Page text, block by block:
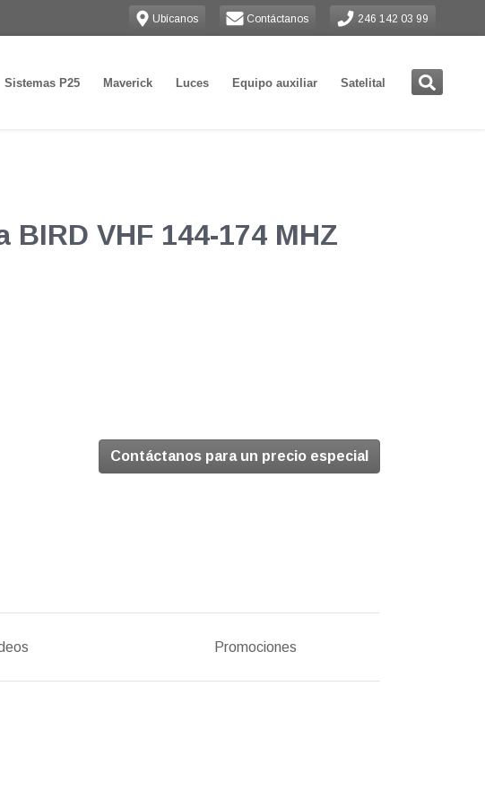
Ubícanos Contáctanos 246 142 03 99
Sistemas P25 Maverick Luces Equipo auxiliar Satelital
VHF 144-174 MHZ
Contáctanos para un precio especial
Promociones